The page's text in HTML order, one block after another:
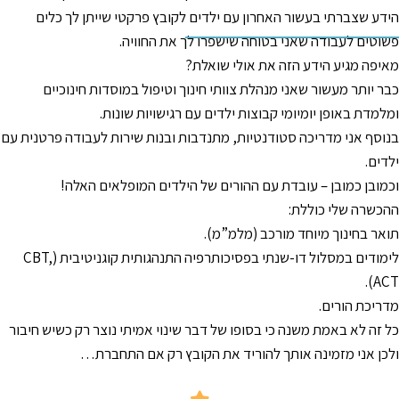
הידע שצברתי בעשור האחרון עם ילדים לקובץ פרקטי שייתן לך כלים
פשוטים לעבודה שאני בטוחה שישפרו לך את החוויה.
מאיפה מגיע הידע הזה את אולי שואלת?
כבר יותר מעשור שאני מנהלת צוותי חינוך וטיפול במוסדות חינוכיים
ומלמדת באופן יומיומי קבוצות ילדים עם רגישויות שונות.
בנוסף אני מדריכה סטודנטיות, מתנדבות ובנות שירות לעבודה פרטנית עם
ילדים.
וכמובן כמובן – עובדת עם ההורים של הילדים המופלאים האלה!
ההכשרה שלי כוללת:
תואר בחינוך מיוחד מורכב (מלמ”מ).
לימודים במסלול דו-שנתי בפסיכותרפיה התנהגותית קוגניטיבית (CBT,
ACT).
מדריכת הורים.
כל זה לא באמת משנה כי בסופו של דבר שינוי אמיתי נוצר רק כשיש חיבור
ולכן אני מזמינה אותך להוריד את הקובץ רק אם התחברת…